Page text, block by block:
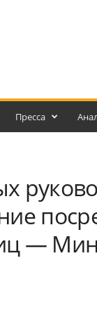
Пресса
—